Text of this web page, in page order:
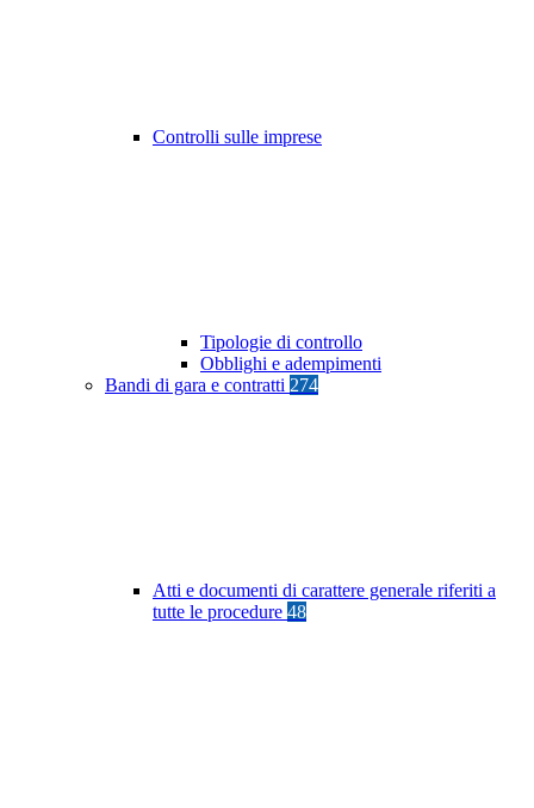
Controlli sulle imprese
Tipologie di controllo
Obblighi e adempimenti
Bandi di gara e contratti 274
Atti e documenti di carattere generale riferiti a
tutte le procedure 48